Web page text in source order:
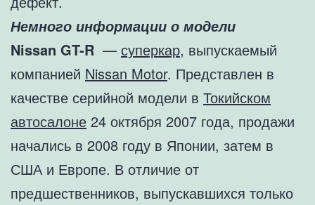
Немного информации о модели
Nissan GT-R — суперкар, выпускаемый
компанией Nissan Motor. Представлен в
качестве серийной модели в Токийском
автосалоне 24 октября 2007 года, продажи
начались в 2008 году в Японии, затем в
США и Европе. В отличие от
предшественников, выпускавшихся только